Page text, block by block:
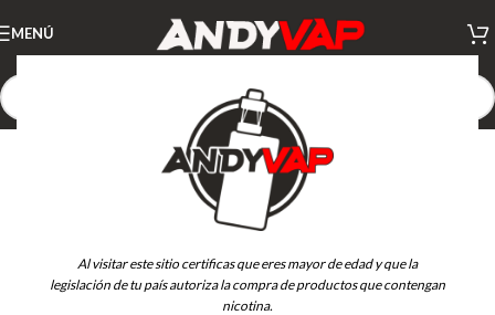
Al visitar este sitio certificas que eres mayor de edad y que la
legislación de tu país autoriza la compra de productos que contengan
nicotina.
MENÚ